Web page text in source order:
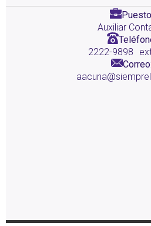
Auxiliar
2222-9898
Correo: